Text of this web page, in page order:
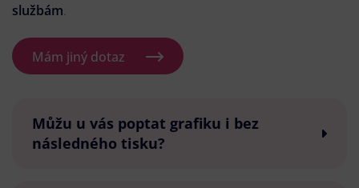
službám.
Mám jiný dotaz
Můžu u vás poptat grafiku i bez
následného tisku?